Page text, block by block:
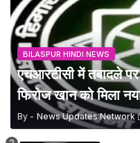
BILASPUR HINDI NEWS
एचआरटीसी में तबादले पर
फिरोज खान को मिला
By - News Updates Network